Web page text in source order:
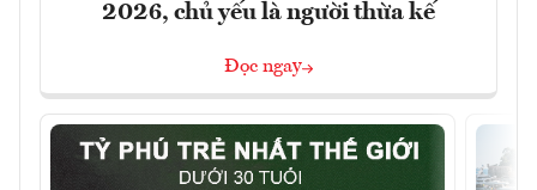
2026, chủ yếu là người thừa kế
Đọc ngay